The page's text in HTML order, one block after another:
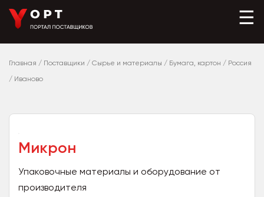
☰
Главная / Поставщики / Сырье и материалы / Бумага, картон / Россия
/ Иваново
Микрон
Упаковочные материалы и оборудование от
производителя